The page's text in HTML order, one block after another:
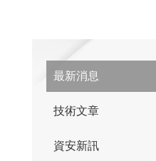
最新消息
技術文章
資安新訊